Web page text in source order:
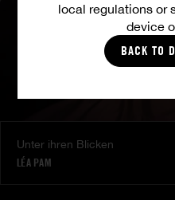
local regulations or
device
BACK TO
Unter ihren Blicken
LÉA PAM